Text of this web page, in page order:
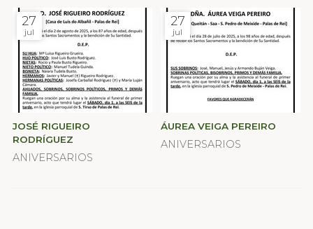
27
jul
JOSÉ RIGUEIRO
RODRÍGUEZ
ANIVERSARIOS
27
jul
ÁUREA VEIGA PEREIRO
ANIVERSARIOS